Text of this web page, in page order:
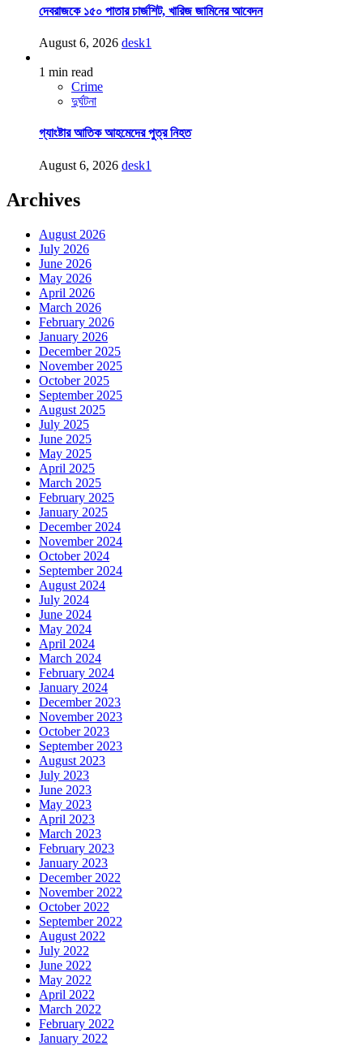
দেবরাজকে ১৫০ পাতার চার্জশিট, খারিজ জামিনের আবেদন
August 6, 2026 desk1
1 min read
Crime
দুর্ঘটনা
গ্যাংষ্টার আতিক আহমেদের পুত্র নিহত
August 6, 2026 desk1
Archives
August 2026
July 2026
June 2026
May 2026
April 2026
March 2026
February 2026
January 2026
December 2025
November 2025
October 2025
September 2025
August 2025
July 2025
June 2025
May 2025
April 2025
March 2025
February 2025
January 2025
December 2024
November 2024
October 2024
September 2024
August 2024
July 2024
June 2024
May 2024
April 2024
March 2024
February 2024
January 2024
December 2023
November 2023
October 2023
September 2023
August 2023
July 2023
June 2023
May 2023
April 2023
March 2023
February 2023
January 2023
December 2022
November 2022
October 2022
September 2022
August 2022
July 2022
June 2022
May 2022
April 2022
March 2022
February 2022
January 2022